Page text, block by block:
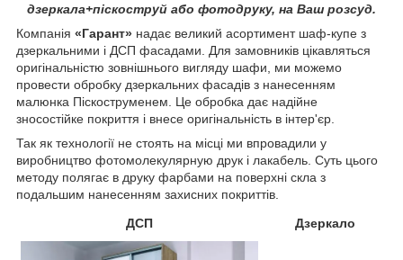
дзеркала+піскоструй або фотодруку, на Ваш розсуд.
Компанія «Гарант» надає великий асортимент шаф-купе з
дзеркальними і ДСП фасадами. Для замовників цікавляться
оригінальністю зовнішнього вигляду шафи, ми можемо
провести обробку дзеркальних фасадів з нанесенням
малюнка Піскоструменем. Це обробка дає надійне
зносостійке покриття і внесе оригінальність в інтер'єр.
Так як технології не стоять на місці ми впровадили у
виробництво фотомолекулярную друк і лакабель. Суть цього
методу полягає в друку фарбами на поверхні скла з
подальшим нанесенням захисних покриттів.
ДСП
Дзеркало